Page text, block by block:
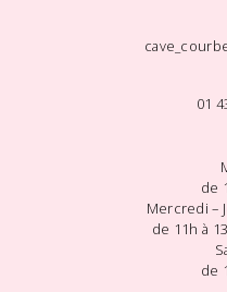
01
de
Mercredi –
de 11h à
de